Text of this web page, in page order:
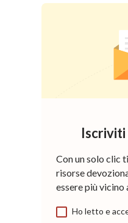
Con un solo clic
risorse
essere più vicino
Ho letto e